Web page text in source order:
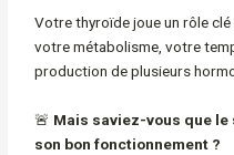
Votre thyroïde joue un rôle
votre métabolisme, votre
production de plusieurs
🚨 Mais saviez-vous que
son bon fonctionnement ?